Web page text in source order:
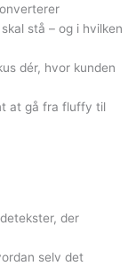
stå – og i hvilken
dér, hvor kunden
at gå fra fluffy til
der
selv det